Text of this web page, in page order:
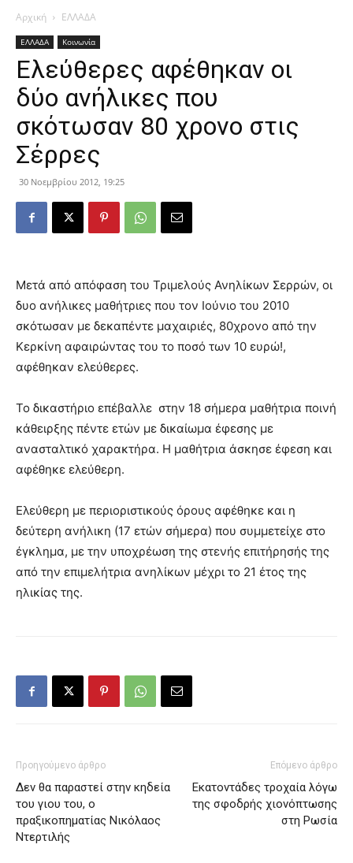
Αρχική ΕΛΛΑΔΑ
ΕΛΛΑΔΑ Κοινωνία
Ελεύθερες αφέθηκαν οι
δύο ανήλικες που
σκότωσαν 80 χρονο στις
Σέρρες
30 Νοεμβρίου 2012, 19:25
Μετά από απόφαση του Τριμελούς Ανηλίκων Σερρών, οι
δυο ανήλικες μαθήτριες που τον Ιούνιο του 2010
σκότωσαν με δεκαπέντε μαχαιριές, 80χρονο από την
Κερκίνη αφαιρώντας του το ποσό των 10 ευρώ!,
αφέθηκαν ελεύθερες.
Το δικαστήριο επέβαλλε στην 18 σήμερα μαθήτρια ποινή
κάθειρξης πέντε ετών με δικαίωμα έφεσης με
ανασταλτικό χαρακτήρα. Η μαθήτρια άσκησε έφεση και
αφέθηκε ελεύθερη.
Ελεύθερη με περιοριστικούς όρους αφέθηκε και η
δεύτερη ανήλικη (17 ετών σήμερα) που συμμετείχε στο
έγκλημα, με την υποχρέωση της στενής επιτήρησής της
από την επιμελήτρια ανηλίκων μέχρι το 21 έτος της
ηλικίας της.
Προηγούμενο άρθρο
Δεν θα παραστεί στην κηδεία
του γιου του, ο
πραξικοπηματίας Νικόλαος
Ντερτιλής
Επόμενο άρθρο
Εκατοντάδες τροχαία λόγω
της σφοδρής χιονόπτωσης
στη Ρωσία